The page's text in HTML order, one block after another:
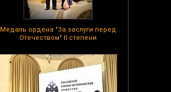
Медаль ордена "За заслуги перед
Отечеством" II степени